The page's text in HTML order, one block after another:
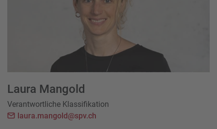
Laura Mangold
Verantwortliche Klassifikation
laura.mangold@spv.ch